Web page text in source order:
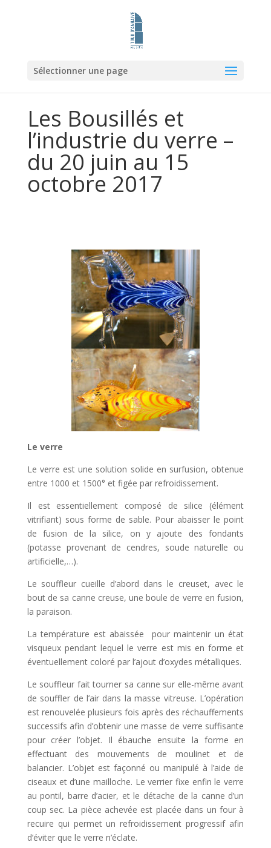
Sélectionner une page
Les Bousillés et
l’industrie du verre –
du 20 juin au 15
octobre 2017
Le verre
Le verre est une solution solide en surfusion, obtenue
entre 1000 et 1500° et figée par refroidissement.
Il est essentiellement composé de silice (élément
vitrifiant) sous forme de sable. Pour abaisser le point
de fusion de la silice, on y ajoute des fondants
(potasse provenant de cendres, soude naturelle ou
artificielle,…).
Le souffleur cueille d’abord dans le creuset, avec le
bout de sa canne creuse, une boule de verre en fusion,
la paraison.
La température est abaissée pour maintenir un état
visqueux pendant lequel le verre est mis en forme et
éventuellement coloré par l’ajout d’oxydes métalliques.
Le souffleur fait tourner sa canne sur elle-même avant
de souffler de l’air dans la masse vitreuse. L’opération
est renouvelée plusieurs fois après des réchauffements
successifs afin d’obtenir une masse de verre suffisante
pour créer l’objet. Il ébauche ensuite la forme en
effectuant des mouvements de moulinet et de
balancier. L’objet est façonné ou manipulé à l’aide de
ciseaux et d’une mailloche. Le verrier fixe enfin le verre
au pontil, barre d’acier, et le détache de la canne d’un
coup sec. La pièce achevée est placée dans un four à
recuire qui permet un refroidissement progressif afin
d’éviter que le verre n’éclate.